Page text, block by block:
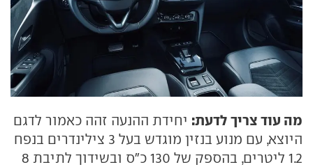
מה עוד צריך לדעת: יחידת ההנעה זהה כאמור לדגם
היוצא, עם מנוע בנזין מוגדש בעל 3 צילינדרים בנפח
1.2 ליטרים, בהספק של 130 כ"ס ובשידוך לתיבת 8